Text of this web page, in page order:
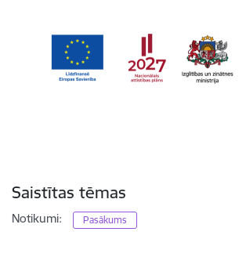
Saistītas tēmas
Notikumi: Pasākums